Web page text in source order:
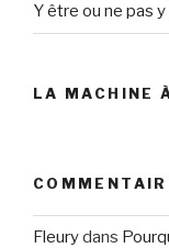
Y être ou ne pas
LA MACHINE
Fleurydans